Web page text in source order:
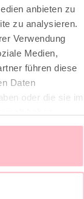
anbieten zu
zu analysieren.
Verwendung
Medien,
führen diese
Daten
oder die sie im